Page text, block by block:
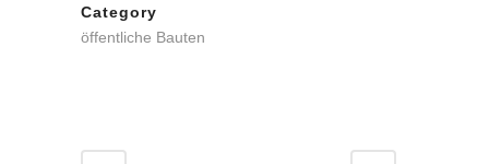
Category
öffentliche Bauten